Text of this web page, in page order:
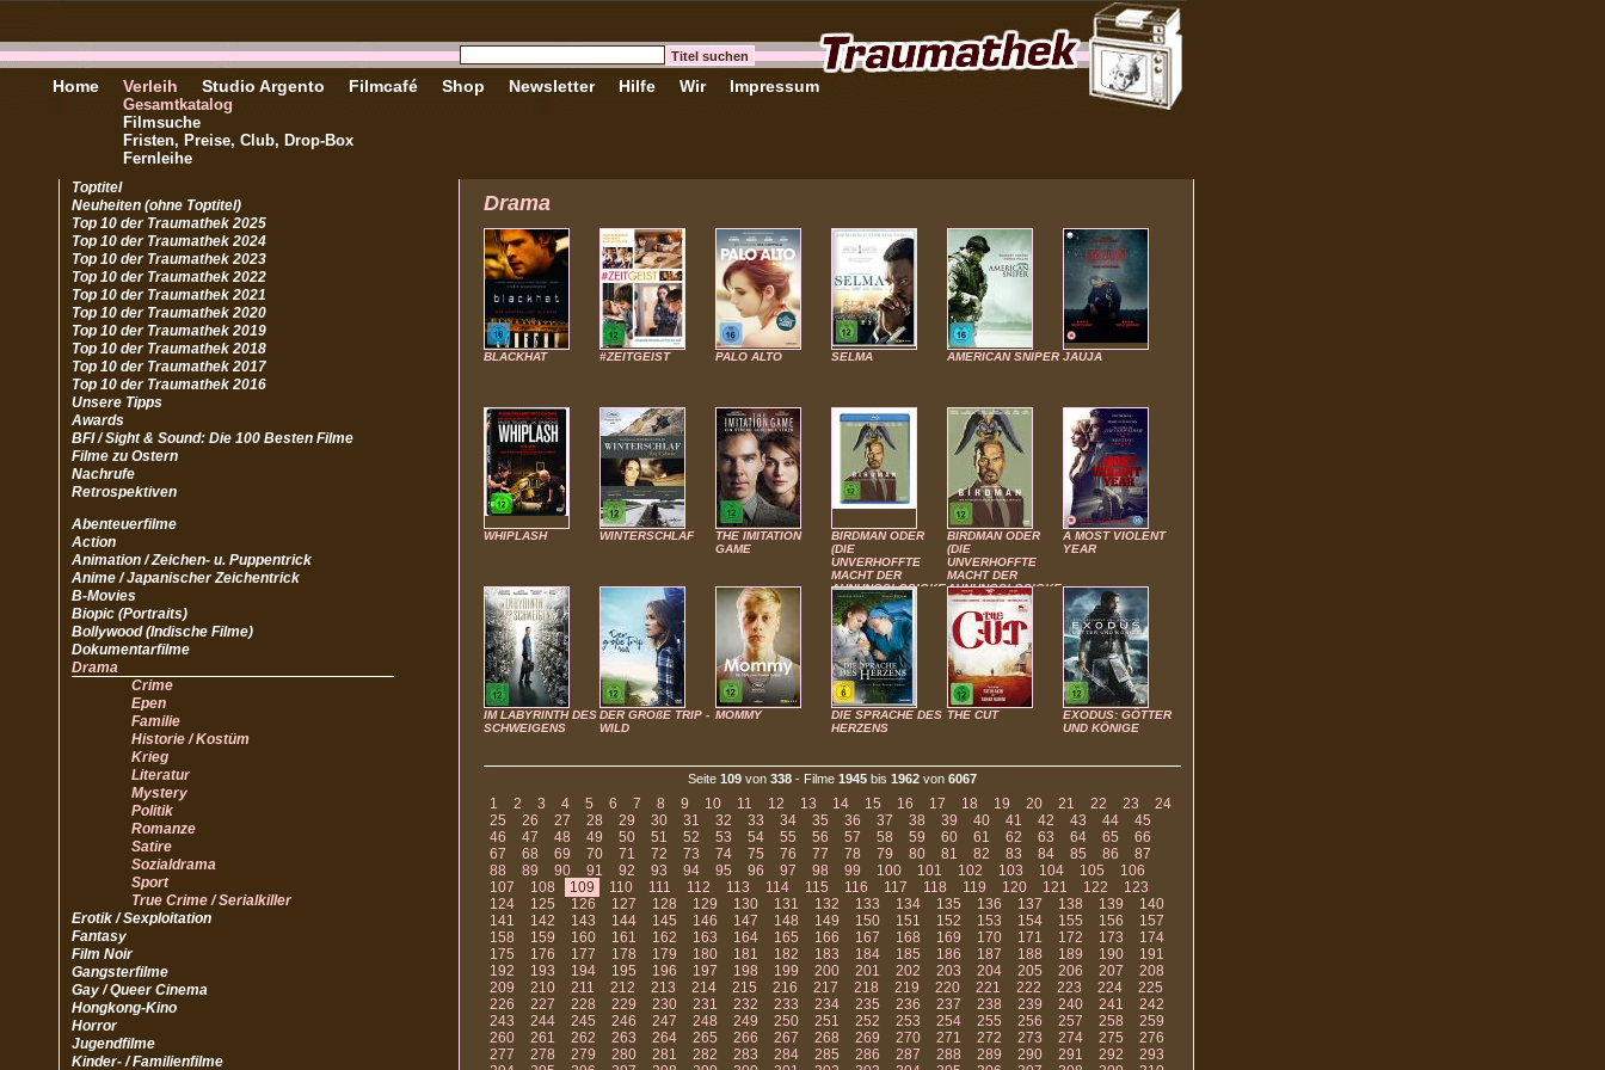
Home Verleih
Gesamtkatalog
Filmsuche
Fristen, Preise, Club, Drop-Box
Fernleihe
Studio Argento Filmcafé Shop Newsletter Hilfe Wir Impressum
Toptitel
Neuheiten (ohne Toptitel)
Top 10 der Traumathek 2025
Top 10 der Traumathek 2024
Top 10 der Traumathek 2023
Top 10 der Traumathek 2022
Top 10 der Traumathek 2021
Top 10 der Traumathek 2020
Top 10 der Traumathek 2019
Top 10 der Traumathek 2018
Top 10 der Traumathek 2017
Top 10 der Traumathek 2016
Unsere Tipps
Awards
BFI / Sight & Sound: Die 100 Besten Filme
Filme zu Ostern
Nachrufe
Retrospektiven
Abenteuerfilme
Action
Animation / Zeichen- u. Puppentrick
Anime / Japanischer Zeichentrick
B-Movies
Biopic (Portraits)
Bollywood (Indische Filme)
Dokumentarfilme
Drama
Crime
Epen
Familie
Historie / Kostüm
Krieg
Literatur
Mystery
Politik
Romanze
Satire
Sozialdrama
Sport
True Crime / Serialkiller
Erotik / Sexploitation
Fantasy
Film Noir
Gangsterfilme
Gay / Queer Cinema
Hongkong-Kino
Horror
Jugendfilme
Kinder- / Familienfilme
Drama
BLACKHAT #ZEITGEIST PALO ALTO SELMA AMERICAN SNIPER JAUJA
WHIPLASH WINTERSCHLAF
THE IMITATION
GAME
BIRDMAN ODER
(DIE
UNVERHOFFTE
MACHT DER
AHNUNGSLOSIGKEIT)
BIRDMAN ODER
(DIE
UNVERHOFFTE
MACHT DER
AHNUNGSLOSIGKEIT)
A MOST VIOLENT
YEAR
IM LABYRINTH DES
SCHWEIGENS
DER GROßE TRIP -
WILD
MOMMY
DIE SPRACHE DES
HERZENS
THE CUT
EXODUS: GÖTTER
UND KÖNIGE
Seite 109 von 338 - Filme 1945 bis 1962 von 6067
1 2 3 4 5 6 7 8 9 10 11 12 13 14 15 16 17 18 19 20 21 22 23
24
25
26 27 28 29 30 31 32 33 34 35 36 37 38 39 40 41 42 43 44
45
46
47 48 49 50 51 52 53 54 55 56 57 58 59 60 61 62 63 64 65
66
67
68 69 70 71 72 73 74 75 76 77 78 79 80 81 82 83 84 85 86
87
88
89 90 91 92 93 94 95 96 97 98 99 100 101 102 103 104 105
106
107
108 109 110 111 112 113 114 115 116 117 118 119 120 121 122
123
124
125 126 127 128 129 130 131 132 133 134 135 136 137 138 139
140
141
142 143 144 145 146 147 148 149 150 151 152 153 154 155 156
157
158
159 160 161 162 163 164 165 166 167 168 169 170 171 172 173
174
175
176 177 178 179 180 181 182 183 184 185 186 187 188 189 190
191
192
193 194 195 196 197 198 199 200 201 202 203 204 205 206 207
208
209
210 211 212 213 214 215 216 217 218 219 220 221 222 223 224
225
226
227 228 229 230 231 232 233 234 235 236 237 238 239 240 241
242
243
244 245 246 247 248 249 250 251 252 253 254 255 256 257 258
259
260
261 262 263 264 265 266 267 268 269 270 271 272 273 274 275
276
277
278 279 280 281 282 283 284 285 286 287 288 289 290 291 292
293